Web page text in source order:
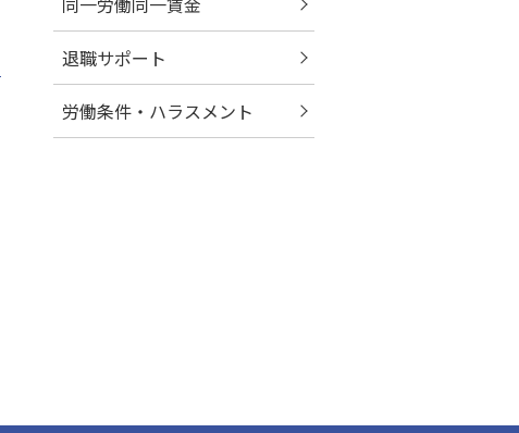
退職サポート
労働条件・ハラスメント